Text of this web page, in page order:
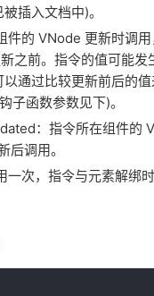
插入文档中)。
件的 VNode 更新时调
之前。指令的值可能发
通过比较更新前后的
子函数参数见下)。
：指令所在组件的
后调用。
次，指令与元素解绑时